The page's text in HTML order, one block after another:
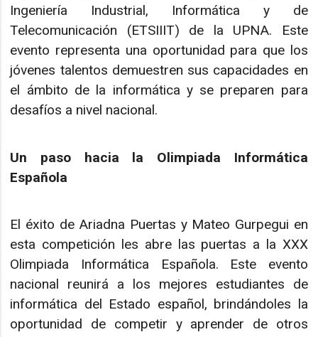
Ingeniería Industrial, Informática y de
Telecomunicación (ETSIIIT) de la UPNA. Este
evento representa una oportunidad para que los
jóvenes talentos demuestren sus capacidades en
el ámbito de la informática y se preparen para
desafíos a nivel nacional.
Un paso hacia la Olimpiada Informática
Española
El éxito de Ariadna Puertas y Mateo Gurpegui en
esta competición les abre las puertas a la XXX
Olimpiada Informática Española. Este evento
nacional reunirá a los mejores estudiantes de
informática del Estado español, brindándoles la
oportunidad de competir y aprender de otros